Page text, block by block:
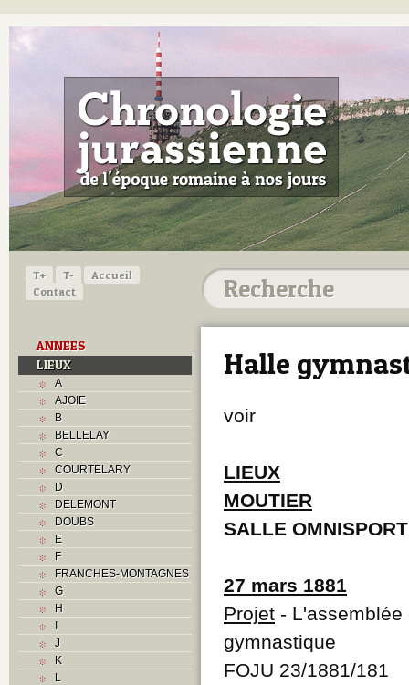
T+ T-
Accueil
Contact
ANNEES
LIEUX
A
AJOIE
B
BELLELAY
C
COURTELARY
D
DELEMONT
DOUBS
E
F
FRANCHES-MONTAGNES
G
H
I
J
K
L
Halle
voir
LIEUX
MOUTIER
SALLE OMNISPORT
27 mars 1881
Projet -
gymnastique
FOJU 23/1881/181